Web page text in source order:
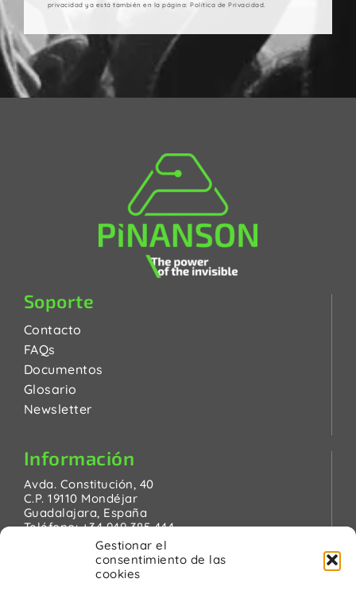
Gestionar el
consentimiento de las
cookies
privacidad ya está también en la página: Política de Privacidad.
Soporte
Contacto
FAQs
Documentos
Glosario
Newsletter
Información
Avda. Constitución, 40
C.P. 19110 Mondéjar
Guadalajara, España
Teléfono:+34 949 385 444
pinanson@pinanson.eu